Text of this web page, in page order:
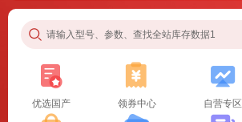
请输入型号、参数、查找全站库存数据1
优选国产 领券中心 自营专区